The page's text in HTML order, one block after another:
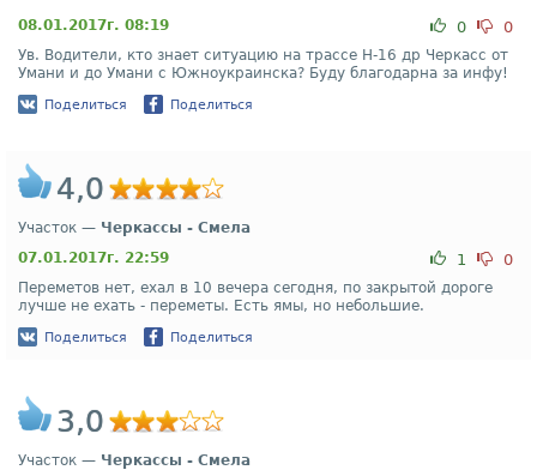
08.01.2017г. 08:19 0 0
Ув. Водители, кто знает ситуацию на трассе Н-16 др Черкасс от
Умани и до Умани с Южноукраинска? Буду благодарна за инфу!
Поделиться Поделиться
4,0
Участок — Черкассы - Смела
07.01.2017г. 22:59
1 0
Переметов нет, ехал в 10 вечера сегодня, по закрытой дороге
лучше не ехать - переметы. Есть ямы, но небольшие.
Поделиться Поделиться
3,0
Участок — Черкассы - Смела